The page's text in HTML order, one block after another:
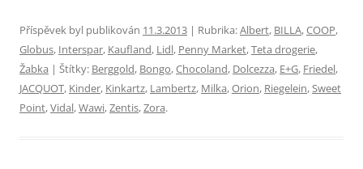
Příspěvek byl publikován 11.3.2013 | Rubrika:Albert, BILLA,COOP,
Globus, Interspar, Kaufland, Lidl, Penny Market,Teta drogerie,
Žabka | Štítky: Berggold, Bongo,Chocoland, Dolcezza, E+G, Friedel,
JACQUOT, Kinder, Kinkartz, Lambertz, Milka,Orion, Riegelein,Sweet
Point,Vidal,Wawi,Zentis,Zora.